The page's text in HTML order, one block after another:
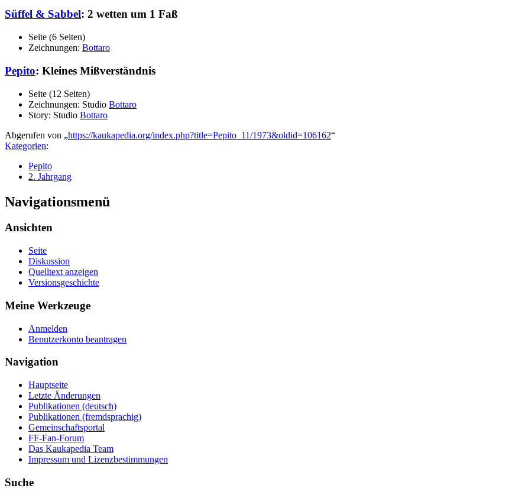
Süffel & Sabbel: 2 wetten um 1 Faß
Seite (6 Seiten)
Zeichnungen: Bottaro
Pepito: Kleines Mißverständnis
Seite (12 Seiten)
Zeichnungen: Studio Bottaro
Story: Studio Bottaro
Abgerufen von „https://kaukapedia.org/index.php?title=Pepito_11/1973&oldid=106162“
Kategorien:
Pepito
2. Jahrgang
Navigationsmenü
Ansichten
Seite
Diskussion
Quelltext anzeigen
Versionsgeschichte
Meine Werkzeuge
Anmelden
Benutzerkonto beantragen
Navigation
Hauptseite
Letzte Änderungen
Publikationen (deutsch)
Publikationen (fremdsprachig)
Gemeinschaftsportal
FF-Fan-Forum
Das Kaukapedia Team
Impressum und Lizenzbestimmungen
Suche